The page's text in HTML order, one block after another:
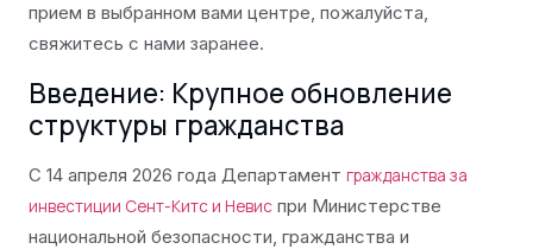
прием в выбранном вами центре, пожалуйста,
свяжитесь с нами заранее.
Введение: Крупное обновление
структуры гражданства
С 14 апреля 2026 года Департамент гражданства за
инвестиции Сент-Китс и Невис при Министерстве
национальной безопасности, гражданства и